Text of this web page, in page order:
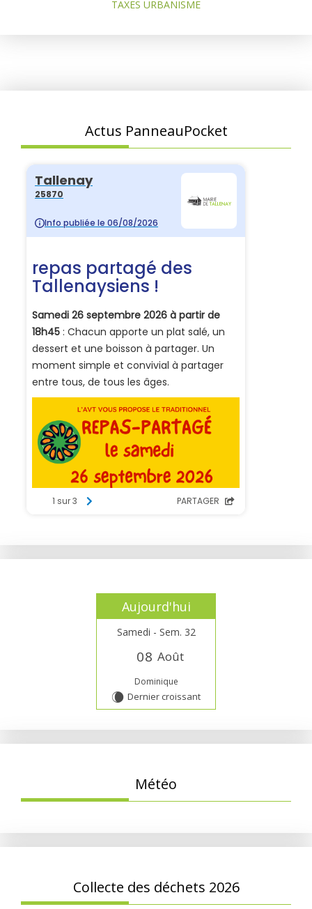
TAXES URBANISME
Actus PanneauPocket
Aujourd'hui
Samedi - Sem. 32
08 Août
Dominique
W Dernier croissant
Météo
Collecte des déchets 2026